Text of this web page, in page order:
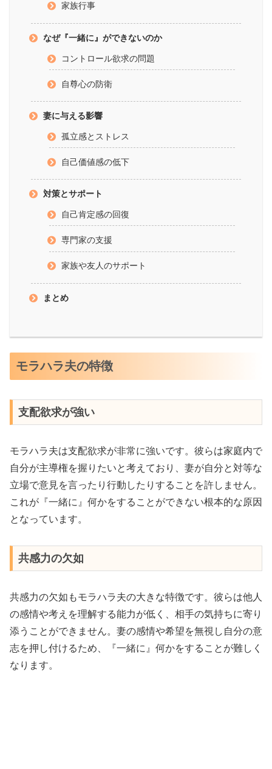
家族行事
なぜ『一緒に』ができないのか
コントロール欲求の問題
自尊心の防衛
妻に与える影響
孤立感とストレス
自己価値感の低下
対策とサポート
自己肯定感の回復
専門家の支援
家族や友人のサポート
まとめ
モラハラ夫の特徴
支配欲求が強い
モラハラ夫は支配欲求が非常に強いです。彼らは家庭内で
自分が主導権を握りたいと考えており、妻が自分と対等な
立場で意見を言ったり行動したりすることを許しません。
これが『一緒に』何かをすることができない根本的な原因
となっています。
共感力の欠如
共感力の欠如もモラハラ夫の大きな特徴です。彼らは他人
の感情や考えを理解する能力が低く、相手の気持ちに寄り
添うことができません。妻の感情や希望を無視し自分の意
志を押し付けるため、『一緒に』何かをすることが難しく
なります。